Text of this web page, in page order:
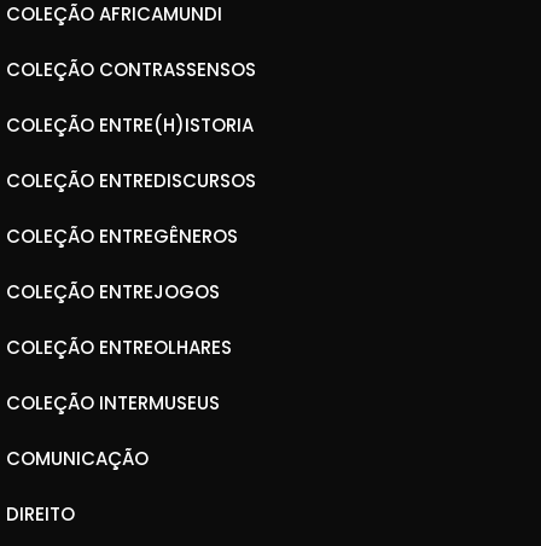
COLEÇÃO AFRICAMUNDI
COLEÇÃO CONTRASSENSOS
COLEÇÃO ENTRE(H)ISTORIA
COLEÇÃO ENTREDISCURSOS
COLEÇÃO ENTREGÊNEROS
COLEÇÃO ENTREJOGOS
COLEÇÃO ENTREOLHARES
COLEÇÃO INTERMUSEUS
COMUNICAÇÃO
DIREITO